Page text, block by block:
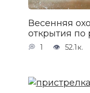
Весенняя
открытия по
1 52.1к.